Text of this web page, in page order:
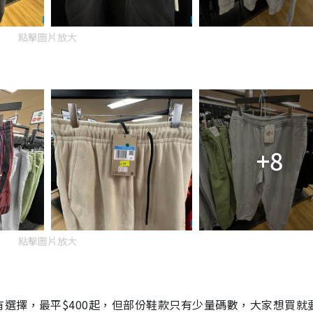
點擊圖片放大
+8
點擊圖片放大
擇，最平$400起，但部份鞋款只有少量碼數，大家想買就